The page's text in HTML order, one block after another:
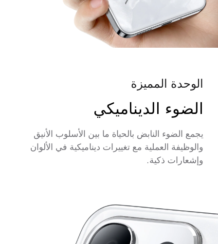
الوحدة المميزة
الضوء الديناميكي
يجمع الضوء النابض بالحياة ما بين الأسلوب الأنيق
والوظيفة العملية مع تغييرات ديناميكية في الألوان
وإشعارات ذكية.